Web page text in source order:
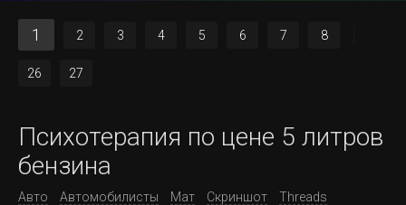
1 2 3 4 5 6 7 8
26 27
Психотерапия по цене 5 литров
бензина
Авто Автомобилисты Мат Скриншот
Threads